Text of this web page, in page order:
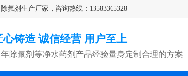
氟剂生产厂家，咨询热线：13583365328
心铸造 诚信经营 用户至上
除氟剂等净水药剂产品经验量身定制合理的方案